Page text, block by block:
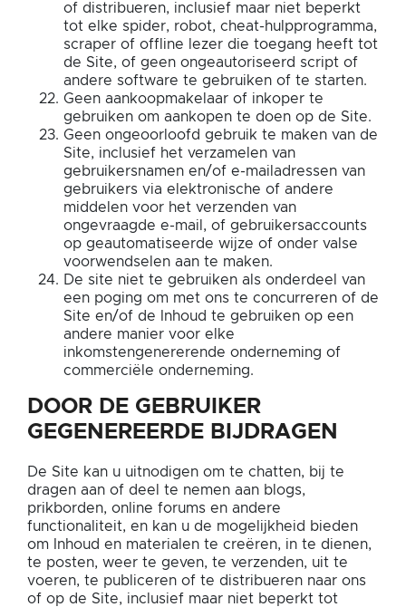
of distribueren, inclusief maar niet beperkt
tot elke spider, robot, cheat-hulpprogramma,
scraper of offline lezer die toegang heeft tot
de Site, of geen ongeautoriseerd script of
andere software te gebruiken of te starten.
Geen aankoopmakelaar of inkoper te
gebruiken om aankopen te doen op de Site.
Geen ongeoorloofd gebruik te maken van de
Site, inclusief het verzamelen van
gebruikersnamen en/of e-mailadressen van
gebruikers via elektronische of andere
middelen voor het verzenden van
ongevraagde e-mail, of gebruikersaccounts
op geautomatiseerde wijze of onder valse
voorwendselen aan te maken.
De site niet te gebruiken als onderdeel van
een poging om met ons te concurreren of de
Site en/of de Inhoud te gebruiken op een
andere manier voor elke
inkomstengenererende onderneming of
commerciële onderneming.
DOOR DE GEBRUIKER
GEGENEREERDE BIJDRAGEN
De Site kan u uitnodigen om te chatten, bij te
dragen aan of deel te nemen aan blogs,
prikborden, online forums en andere
functionaliteit, en kan u de mogelijkheid bieden
om Inhoud en materialen te creëren, in te dienen,
te posten, weer te geven, te verzenden, uit te
voeren, te publiceren of te distribueren naar ons
of op de Site, inclusief maar niet beperkt tot